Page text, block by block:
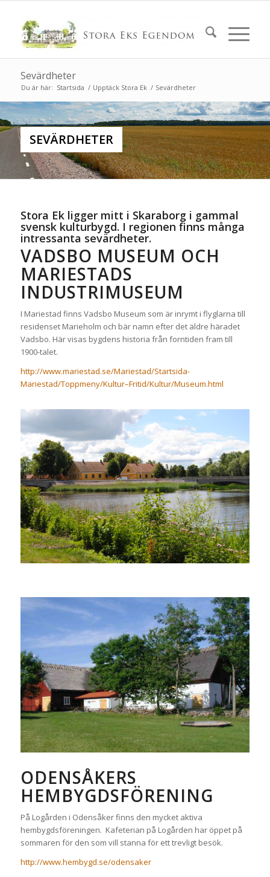
Sevärdheter
Du är här: Startsida / Upptäck Stora Ek / Sevärdheter
SEVÄRDHETER
Stora Ek ligger mitt i Skaraborg i gammal
svensk kulturbygd. I regionen finns många
intressanta sevärdheter.
VADSBO MUSEUM OCH
MARIESTADS
INDUSTRIMUSEUM
I Mariestad finns Vadsbo Museum som är inrymt i flyglarna till
residenset Marieholm och bär namn efter det äldre häradet
Vadsbo. Här visas bygdens historia från forntiden fram till
1900-talet.
http://www.mariestad.se/Mariestad/Startsida-
Mariestad/Toppmeny/Kultur–Fritid/Kultur/Museum.html
ODENSÅKERS
HEMBYGDSFÖRENING
På Logården i Odensåker finns den mycket aktiva
hembygdsföreningen. Kafeterian på Logården har öppet på
sommaren för den som vill stanna för ett trevligt besök.
http://www.hembygd.se/odensaker